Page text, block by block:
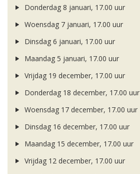
Donderdag 8 januari, 17.00 uur
Woensdag 7 januari, 17.00 uur
Dinsdag 6 januari, 17.00 uur
Maandag 5 januari, 17.00 uur
Vrijdag 19 december, 17.00 uur
Donderdag 18 december, 17.00 uur
Woensdag 17 december, 17.00 uur
Dinsdag 16 december, 17.00 uur
Maandag 15 december, 17.00 uur
Vrijdag 12 december, 17.00 uur